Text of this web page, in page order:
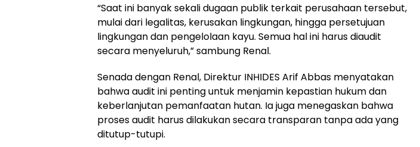
“Saat ini banyak sekali dugaan publik terkait perusahaan tersebut,
mulai dari legalitas, kerusakan lingkungan, hingga persetujuan
lingkungan dan pengelolaan kayu. Semua hal ini harus diaudit
secara menyeluruh,” sambung Renal.
Senada dengan Renal, Direktur INHIDES Arif Abbas menyatakan
bahwa audit ini penting untuk menjamin kepastian hukum dan
keberlanjutan pemanfaatan hutan. Ia juga menegaskan bahwa
proses audit harus dilakukan secara transparan tanpa ada yang
ditutup-tutupi.